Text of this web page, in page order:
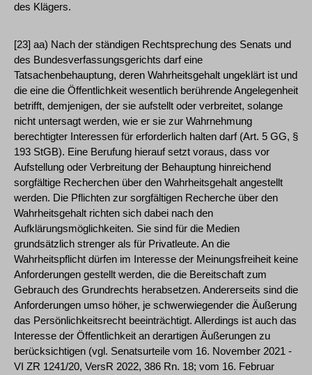
des Klägers.
[23] aa) Nach der ständigen Rechtsprechung des Senats und
des Bundesverfassungsgerichts darf eine
Tatsachenbehauptung, deren Wahrheitsgehalt ungeklärt ist und
die eine die Öffentlichkeit wesentlich berührende Angelegenheit
betrifft, demjenigen, der sie aufstellt oder verbreitet, solange
nicht untersagt werden, wie er sie zur Wahrnehmung
berechtigter Interessen für erforderlich halten darf (Art. 5 GG, §
193 StGB). Eine Berufung hierauf setzt voraus, dass vor
Aufstellung oder Verbreitung der Behauptung hinreichend
sorgfältige Recherchen über den Wahrheitsgehalt angestellt
werden. Die Pflichten zur sorgfältigen Recherche über den
Wahrheitsgehalt richten sich dabei nach den
Aufklärungsmöglichkeiten. Sie sind für die Medien
grundsätzlich strenger als für Privatleute. An die
Wahrheitspflicht dürfen im Interesse der Meinungsfreiheit keine
Anforderungen gestellt werden, die die Bereitschaft zum
Gebrauch des Grundrechts herabsetzen. Andererseits sind die
Anforderungen umso höher, je schwerwiegender die Äußerung
das Persönlichkeitsrecht beeinträchtigt. Allerdings ist auch das
Interesse der Öffentlichkeit an derartigen Äußerungen zu
berücksichtigen (vgl. Senatsurteile vom 16. November 2021 -
VI ZR 1241/20, VersR 2022, 386 Rn. 18; vom 16. Februar